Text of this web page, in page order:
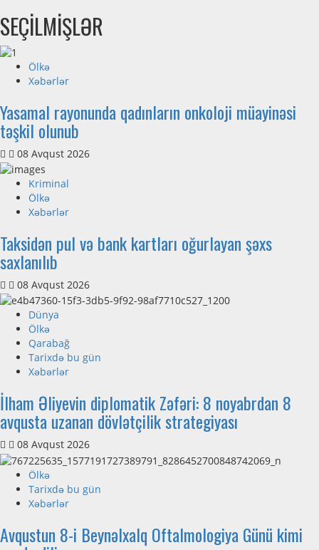
SEÇİLMİŞLƏR
Ölkə
Xəbərlər
Yasamal rayonunda qadınların onkoloji müayinəsi
təşkil olunub
08 Avqust 2026
Kriminal
Ölkə
Xəbərlər
Taksidən pul və bank kartları oğurlayan şəxs
saxlanılıb
08 Avqust 2026
Dünya
Ölkə
Qarabağ
Tarixdə bu gün
Xəbərlər
İlham Əliyevin diplomatik Zəfəri: 8 noyabrdan 8
avqusta uzanan dövlətçilik strategiyası
08 Avqust 2026
Ölkə
Tarixdə bu gün
Xəbərlər
Avqustun 8-i Beynəlxalq Oftalmologiya Günü kimi